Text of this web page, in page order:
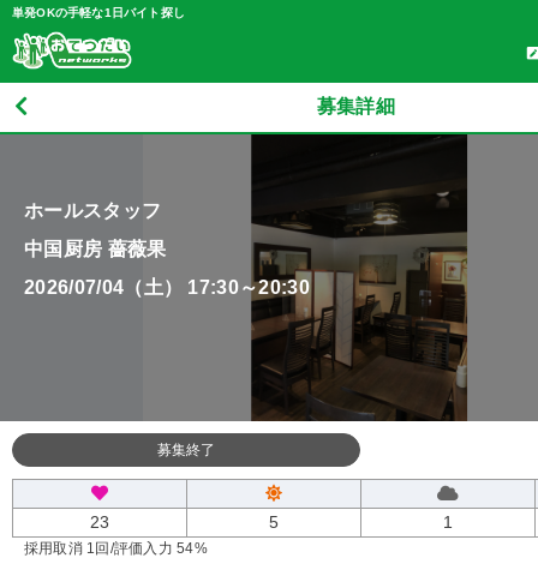
単発OKの手軽な1日バイト探し
募集詳細
ホールスタッフ
中国厨房 薔薇果
2026/07/04（土） 17:30～20:30
募集終了
23 5 1
採用取消 1回 /評価入力 54%